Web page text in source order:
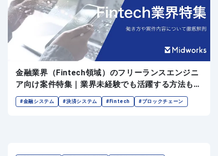
金融業界（Fintech領域）のフリーランスエンジニ
ア向け案件特集｜業界未経験でも活躍する方法もご
紹介
#金融システム #決済システム #Fintech #ブロックチェーン